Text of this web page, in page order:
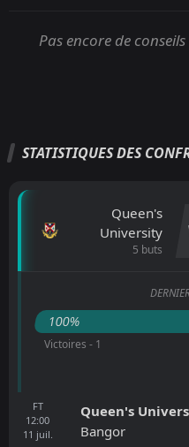
Pas encore de
STATISTIQUES DES
Queen's
University
5 buts
100%
Victoires - 1
FT
12:00
11 juil.
Queen's
Bangor